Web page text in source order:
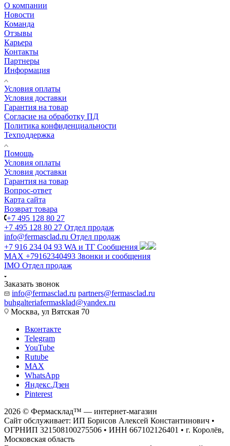
О компании
Новости
Команда
Отзывы
Карьера
Контакты
Партнеры
Информация
Условия оплаты
Условия доставки
Гарантия на товар
Согласие на обработку ПД
Политика конфиденциальности
Техподдержка
Помощь
Условия оплаты
Условия доставки
Гарантия на товар
Вопрос-ответ
Карта сайта
Возврат товара
+7 495 128 80 27
+7 495 128 80 27 Отдел продаж
info@fermasclad.ru Отдел продаж
+7 916 234 04 93 WA и ТГ Сообщения
MAX +79162340493 Звонки и сообщения
IMO Отдел продаж
Заказать звонок
info@fermasclad.ru partners@fermasclad.ru
buhgalteriafermasklad@yandex.ru
Москва, ул Вятская 70
Вконтакте
Telegram
YouTube
Rutube
MAX
WhatsApp
Яндекс.Дзен
Pinterest
2026 © Фермасклад™ — интернет-магазин
Сайт обслуживает: ИП Борисов Алексей Константинович •
ОГРНИП 321508100275506 • ИНН 667102126401 • г. Королёв,
Московская область